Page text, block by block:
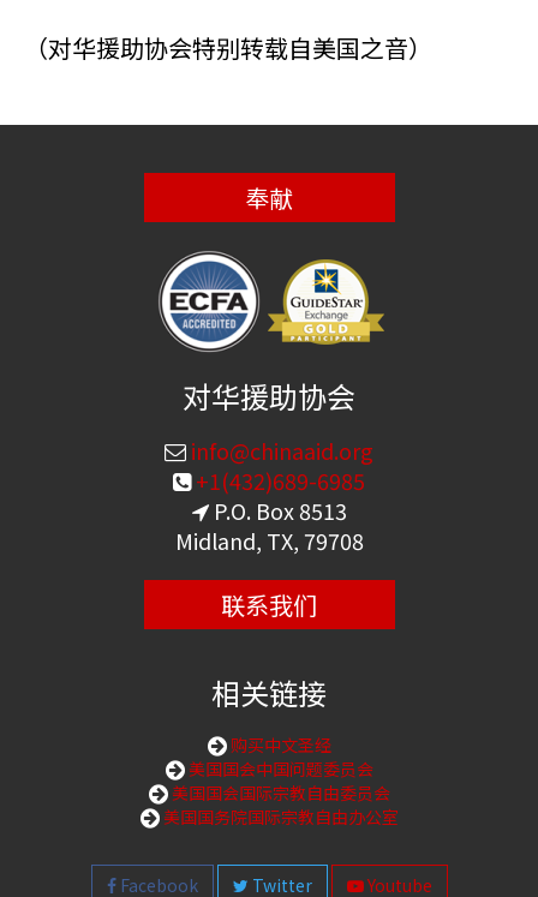
（对华援助协会特别转载自美国之音）
奉献
对华援助协会
info@chinaaid.org
+1(432)689-6985
P.O. Box 8513
Midland, TX, 79708
联系我们
相关链接
购买中文圣经
美国国会中国问题委员会
美国国会国际宗教自由委员会
美国国务院国际宗教自由办公室
Facebook Twitter Youtube